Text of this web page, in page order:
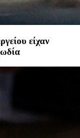
είχαν